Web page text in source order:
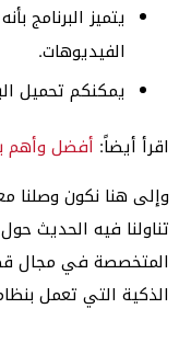
يتميز البرنامج
الفيديوهات.
يمكنكم تحميل
اقرأ أيضاً: أفضل وأهم
وإلى هنا نكون وصلنا
تناولنا فيه الحديث
المتخصصة في مجال
الذكية التي تعمل